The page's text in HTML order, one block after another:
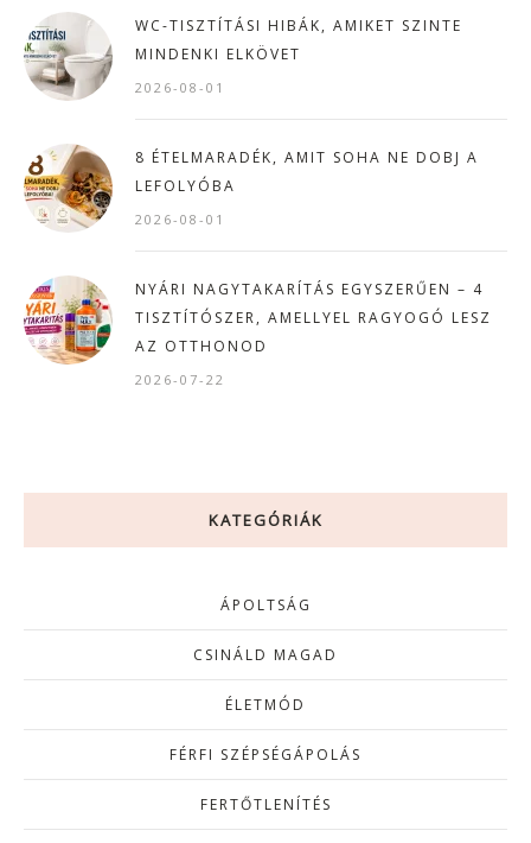
WC-TISZTÍTÁSI HIBÁK, AMIKET SZINTE
MINDENKI ELKÖVET
2026-08-01
8 ÉTELMARADÉK, AMIT SOHA NE DOBJ A
LEFOLYÓBA
2026-08-01
NYÁRI NAGYTAKARÍTÁS EGYSZERŰEN – 4
TISZTÍTÓSZER, AMELLYEL RAGYOGÓ LESZ
AZ OTTHONOD
2026-07-22
KATEGÓRIÁK
ÁPOLTSÁG
CSINÁLD MAGAD
ÉLETMÓD
FÉRFI SZÉPSÉGÁPOLÁS
FERTŐTLENÍTÉS